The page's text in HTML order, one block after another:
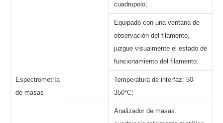
Espectrometría
de masas
cuadrupolo;
Equipado con una ventana de
observación del filamento,
juzgue visualmente el estado de
funcionamiento del filamento.
Temperatura de interfaz: 50-
350°C;
Analizador de masas: